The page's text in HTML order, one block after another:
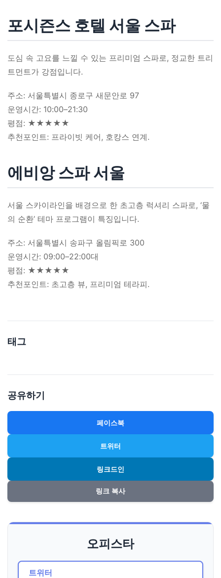
포시즌스 호텔 서울 스파
도심 속 고요를 느낄 수 있는 프리미엄 스파로, 정교한 트리
트먼트가 강점입니다.
주소: 서울특별시 종로구 새문안로 97
운영시간: 10:00–21:30
평점: ★★★★★
추천포인트: 프라이빗 케어, 호캉스 연계.
에비앙 스파 서울
서울 스카이라인을 배경으로 한 초고층 럭셔리 스파로, ‘물
의 순환’ 테마 프로그램이 특징입니다.
주소: 서울특별시 송파구 올림픽로 300
운영시간: 09:00–22:00대
평점: ★★★★★
추천포인트: 초고층 뷰, 프리미엄 테라피.
태그
공유하기
페이스북
트위터
링크드인
링크 복사
오피스타
트위터